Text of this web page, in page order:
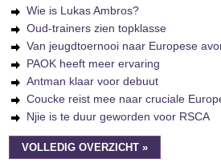
Wie is Lukas Ambros?
Oud-trainers zien topklasse
Van jeugdtoernooi naar Europese
PAOK heeft meer ervaring
Antman klaar voor debuut
Coucke reist mee naar cruciale
Njie is te duur geworden voor RSCA
VOLLEDIG OVERZICHT »